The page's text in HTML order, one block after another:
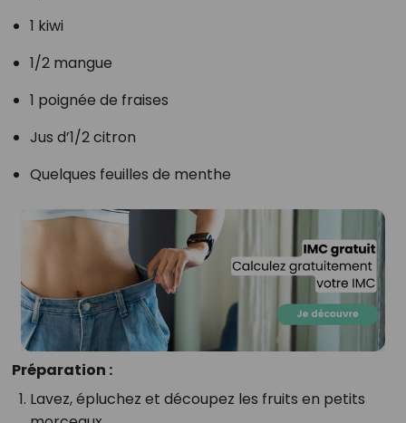
1 kiwi
1/2 mangue
1 poignée de fraises
Jus d’1/2 citron
Quelques feuilles de menthe
Préparation :
Lavez, épluchez et découpez les fruits en petits